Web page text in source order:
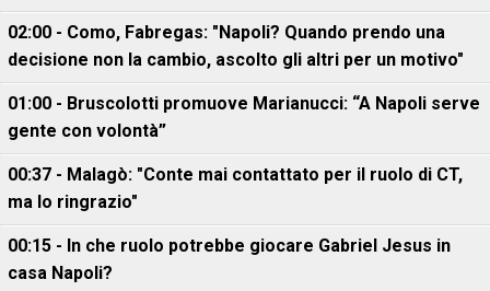
02:00 - Como, Fabregas: "Napoli? Quando prendo una
decisione non la cambio, ascolto gli altri per un motivo"
01:00 - Bruscolotti promuove Marianucci: “A Napoli serve
gente con volontà”
00:37 - Malagò: "Conte mai contattato per il ruolo di CT,
ma lo ringrazio"
00:15 - In che ruolo potrebbe giocare Gabriel Jesus in
casa Napoli?